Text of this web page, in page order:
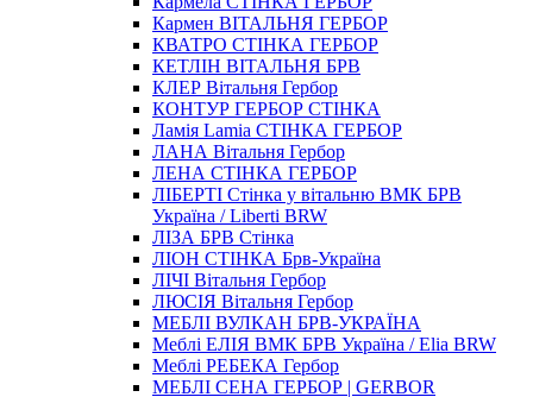
Кармен ВІТАЛЬНЯ ГЕРБОР
КВАТРО СТІНКА ГЕРБОР
КЕТЛІН ВІТАЛЬНЯ БРВ
КЛЕР Вітальня Гербор
КОНТУР ГЕРБОР СТІНКА
Ламія Lamia СТІНКА ГЕРБОР
ЛАНА Вітальня Гербор
ЛЕНА СТІНКА ГЕРБОР
ЛІБЕРТІ Стінка у вітальню ВМК БРВ
Україна / Liberti BRW
ЛІЗА БРВ Стінка
ЛІОН СТІНКА Брв-Україна
ЛІЧІ Вітальня Гербор
ЛЮСІЯ Вітальня Гербор
МЕБЛІ ВУЛКАН БРВ-УКРАЇНА
Меблі ЕЛІЯ ВМК БРВ Україна / Elia BRW
Меблі РЕБЕКА Гербор
МЕБЛІ СЕНА ГЕРБОР | GERBOR